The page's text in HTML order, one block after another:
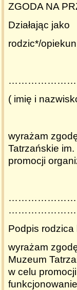
ZGODA NA
Działając jako
rodzic*/
( imię i
wyrażam
Tatrzańskie
promocji
Podpis
wyrażam
Muzeum
w celu